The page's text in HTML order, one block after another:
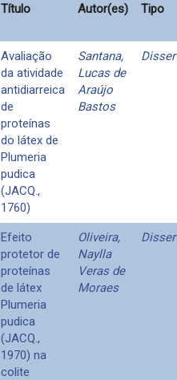
Título Autor(es) Tipo
Avaliação
da atividade
antidiarreica
de
proteínas
do látex de
Plumeria
pudica
(JACQ.,
1760)
Santana,
Lucas de
Araújo
Bastos
Efeito
protetor de
proteínas
de látex
Plumeria
pudica
(JACQ.,
1970) na
colite
Oliveira,
Naylla
Veras de
Moraes